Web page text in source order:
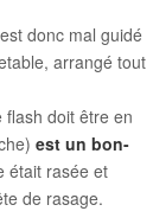
donc mal guidé
arrangé tout
flash doit être en
est un bon-
était rasée et
de rasage.